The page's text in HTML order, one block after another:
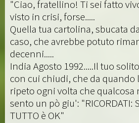
"Ciao, fratellino! Ti sei fatto
visto in crisi, forse.....
Quella tua cartolina, sbucata
caso, che avrebbe potuto
decenni.....
India Agosto 1992.....Il tuo
con cui chiudi, che da
ripeto ogni volta che qualcosa
sento un pò giu': "RICORDATI:
TUTTO è OK"